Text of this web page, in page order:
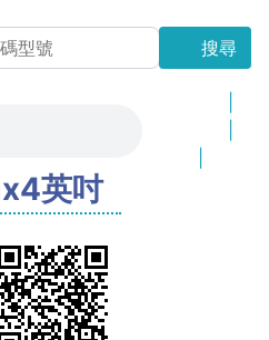
搜尋
英吋